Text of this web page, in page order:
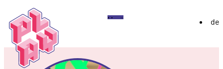
Play
Festival
Menü
YoungPLAY
de